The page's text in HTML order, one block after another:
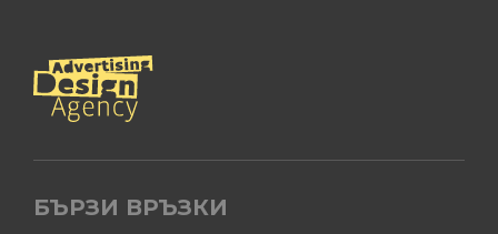
БЪРЗИ ВРЪЗКИ